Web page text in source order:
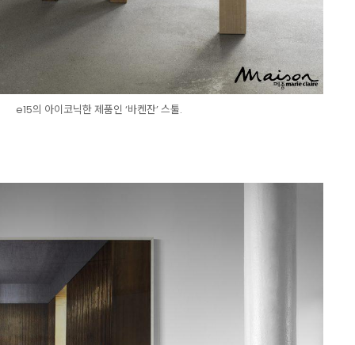
e15의 아이코닉한 제품인 ‘바켄잔’ 스툴.